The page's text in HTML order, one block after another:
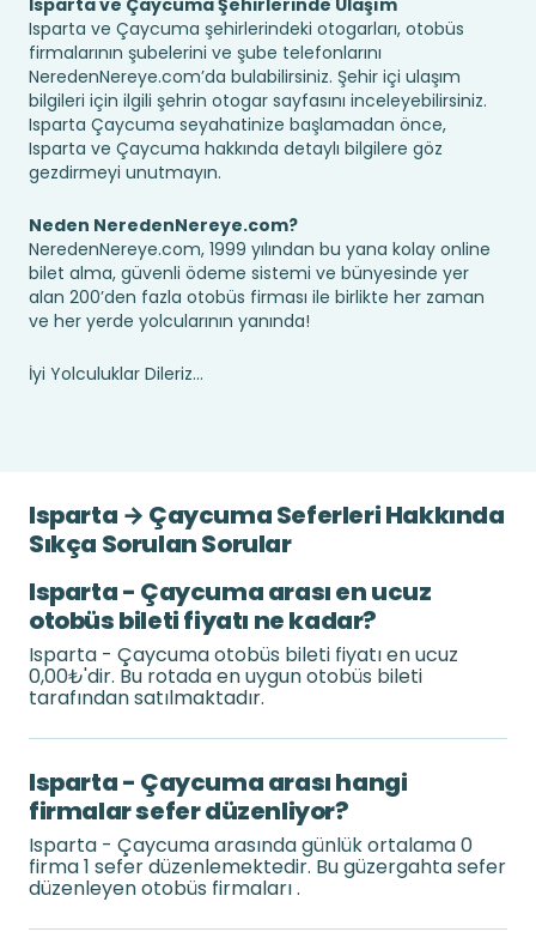
Isparta ve Çaycuma Şehirlerinde Ulaşım
Isparta ve Çaycuma şehirlerindeki otogarları, otobüs
firmalarının şubelerini ve şube telefonlarını
NeredenNereye.com’da bulabilirsiniz. Şehir içi ulaşım
bilgileri için ilgili şehrin otogar sayfasını inceleyebilirsiniz.
Isparta Çaycuma seyahatinize başlamadan önce,
Isparta ve Çaycuma hakkında detaylı bilgilere göz
gezdirmeyi unutmayın.
Neden NeredenNereye.com?
NeredenNereye.com, 1999 yılından bu yana kolay online
bilet alma, güvenli ödeme sistemi ve bünyesinde yer
alan 200’den fazla otobüs firması ile birlikte her zaman
ve her yerde yolcularının yanında!
İyi Yolculuklar Dileriz...
Isparta → Çaycuma Seferleri Hakkında
Sıkça Sorulan Sorular
Isparta - Çaycuma arası en ucuz
otobüs bileti fiyatı ne kadar?
Isparta - Çaycuma otobüs bileti fiyatı en ucuz
0,00₺'dir. Bu rotada en uygun otobüs bileti
tarafından satılmaktadır.
Isparta - Çaycuma arası hangi
firmalar sefer düzenliyor?
Isparta - Çaycuma arasında günlük ortalama 0
firma 1 sefer düzenlemektedir. Bu güzergahta sefer
düzenleyen otobüs firmaları .